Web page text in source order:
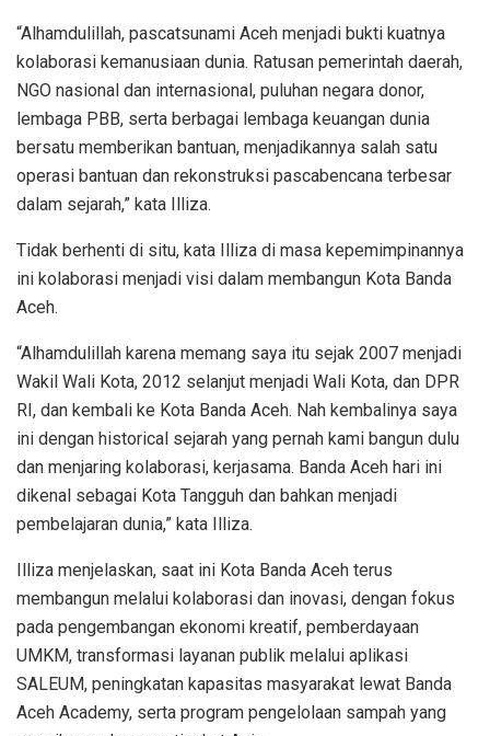
“Alhamdulillah, pascatsunami Aceh menjadi bukti kuatnya
kolaborasi kemanusiaan dunia. Ratusan pemerintah daerah,
NGO nasional dan internasional, puluhan negara donor,
lembaga PBB, serta berbagai lembaga keuangan dunia
bersatu memberikan bantuan, menjadikannya salah satu
operasi bantuan dan rekonstruksi pascabencana terbesar
dalam sejarah,” kata Illiza.
Tidak berhenti di situ, kata Illiza di masa kepemimpinannya
ini kolaborasi menjadi visi dalam membangun Kota Banda
Aceh.
“Alhamdulillah karena memang saya itu sejak 2007 menjadi
Wakil Wali Kota, 2012 selanjut menjadi Wali Kota, dan DPR
RI, dan kembali ke Kota Banda Aceh. Nah kembalinya saya
ini dengan historical sejarah yang pernah kami bangun dulu
dan menjaring kolaborasi, kerjasama. Banda Aceh hari ini
dikenal sebagai Kota Tangguh dan bahkan menjadi
pembelajaran dunia,” kata Illiza.
Illiza menjelaskan, saat ini Kota Banda Aceh terus
membangun melalui kolaborasi dan inovasi, dengan fokus
pada pengembangan ekonomi kreatif, pemberdayaan
UMKM, transformasi layanan publik melalui aplikasi
SALEUM, peningkatan kapasitas masyarakat lewat Banda
Aceh Academy, serta program pengelolaan sampah yang